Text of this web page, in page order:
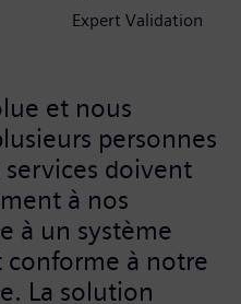
Expert Validation
et nous
personnes
doivent
à nos
à un système
à notre
La solution